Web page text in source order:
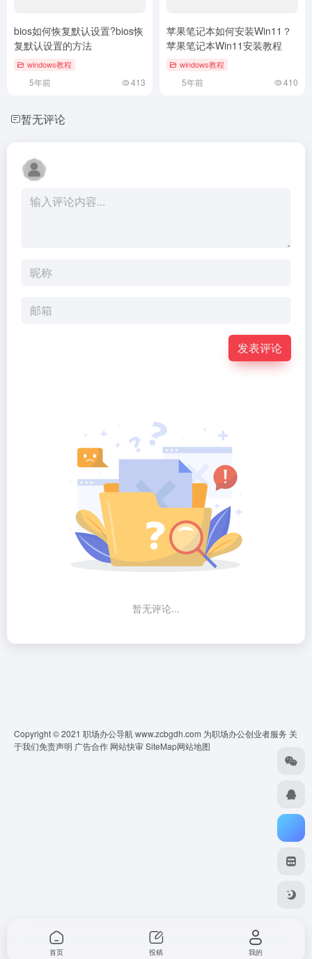
bios如何恢复默认设置?bios恢
复默认设置的方法
windows教程
5年前 413
苹果笔记本如何安装Win11？
苹果笔记本Win11安装教程
windows教程
5年前 410
暂无评论
发表评论
暂无评论...
Copyright © 2021 职场办公导航 www.zcbgdh.com 为职场办公创业者服务 关
于我们免责声明 广告合作 网站快审SiteMap网站地图
首页 投稿 我的